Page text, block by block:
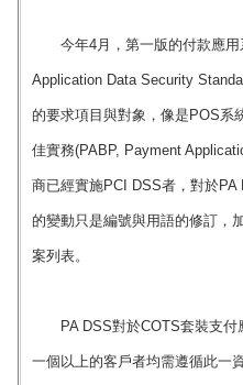
今年4月，第一版的付款應用
Application Data Security
的要求項目與對象，像是POS系
佳實務(PABP, Payment
商已經實施PCI DSS者，對於
的變動只是編號與用語的修訂，
案列表。
PA DSS對於COTS套裝支付
一個以上的客戶者均需遵循此一